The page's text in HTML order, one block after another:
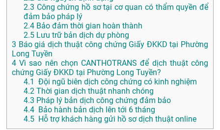
2.3 Công chứng hồ sơ tại cơ quan có thẩm quyền để
đảm bảo pháp lý
2.4 Bảo đảm thời gian hoàn thành
2.5 Lưu trữ bản dịch dự phòng
3 Báo giá dịch thuật công chứng Giấy ĐKKD tại Phường
Long Tuyền
4 Vì sao nên chọn CANTHOTRANS để dịch thuật công
chứng Giấy ĐKKD tại Phường Long Tuyền?
4.1
Đội ngũ biên dịch công chứng có kinh nghiệm
4.2 Thời gian dịch thuật nhanh chóng
4.3 Pháp lý bản dịch công chứng đảm bảo
4.4 Bảo hành bản dịch lên tới 6 tháng
4.5 Hỗ trợ khách hàng gửi hồ sơ dịch thuật online